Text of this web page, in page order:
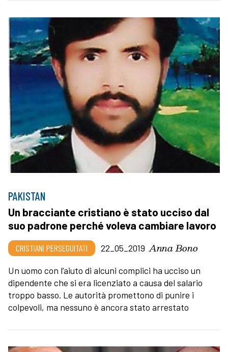
PAKISTAN
Un bracciante cristiano è stato ucciso dal
suo padrone perché voleva cambiare lavoro
CRISTIANI PERSEGUITATI 22_05_2019 Anna Bono
Un uomo con l’aiuto di alcuni complici ha ucciso un
dipendente che si era licenziato a causa del salario
troppo basso. Le autorità promettono di punire i
colpevoli, ma nessuno è ancora stato arrestato